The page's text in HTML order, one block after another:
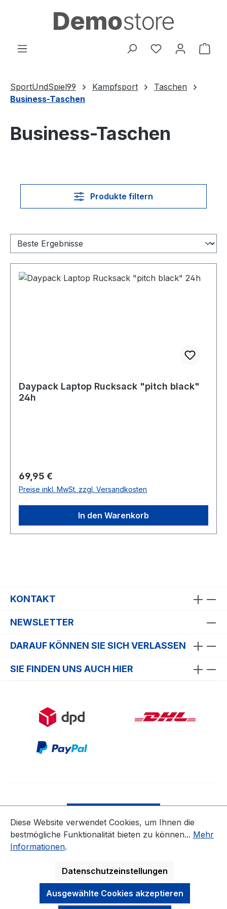
Zum Hauptinhalt springen
Du hast 0
SportUndSpiel99 Kampfsport
Taschen
Business-Taschen
Business-Taschen
Produkte filtern
Daypack Laptop Rucksack "pitch black"
24h
Regulärer Preis:
69,95 €
Preise inkl. MwSt. zzgl. Versandkosten
In den Warenkorb
KONTAKT
NEWSLETTER
DARAUF KÖNNEN SIE SICH VERLASSEN
SIE FINDEN UNS AUCH HIER
* Alle Preise inkl. gesetzl. Mehrwertsteuer zzgl.
Diese Website verwendet Cookies, um Ihnen die
bestmögliche Funktionalität bieten zu können... Mehr
Informationen.
Datenschutzeinstellungen
Ausgewählte Cookies akzeptieren